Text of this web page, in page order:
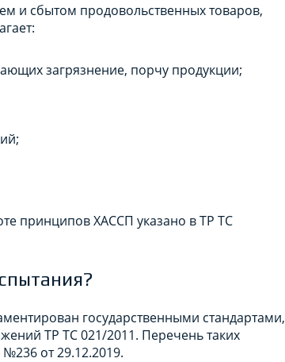
и сбытом продовольственных товаров,
загрязнение, порчу продукции;
принципов ХАССП указано в ТР ТС
государственными стандартами,
ТР ТС 021/2011. Перечень таких
от 29.12.2019.